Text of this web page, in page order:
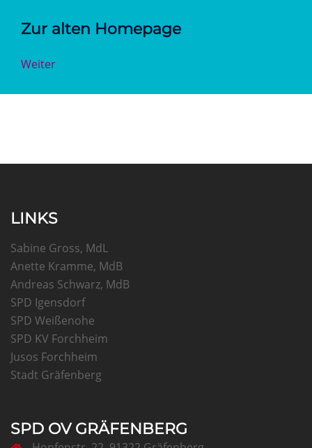
Zur alten Homepage
Weiter
LINKS
Sabine Gross, MdL
Anette Kramme, MdB
Andreas Schwarz, MdB
SPD Igensdorf
SPD Weißenohe
SPD KV Forchheim
Jusos Forchheim
Stadt Gräfenberg
SPD OV GRÄFENBERG